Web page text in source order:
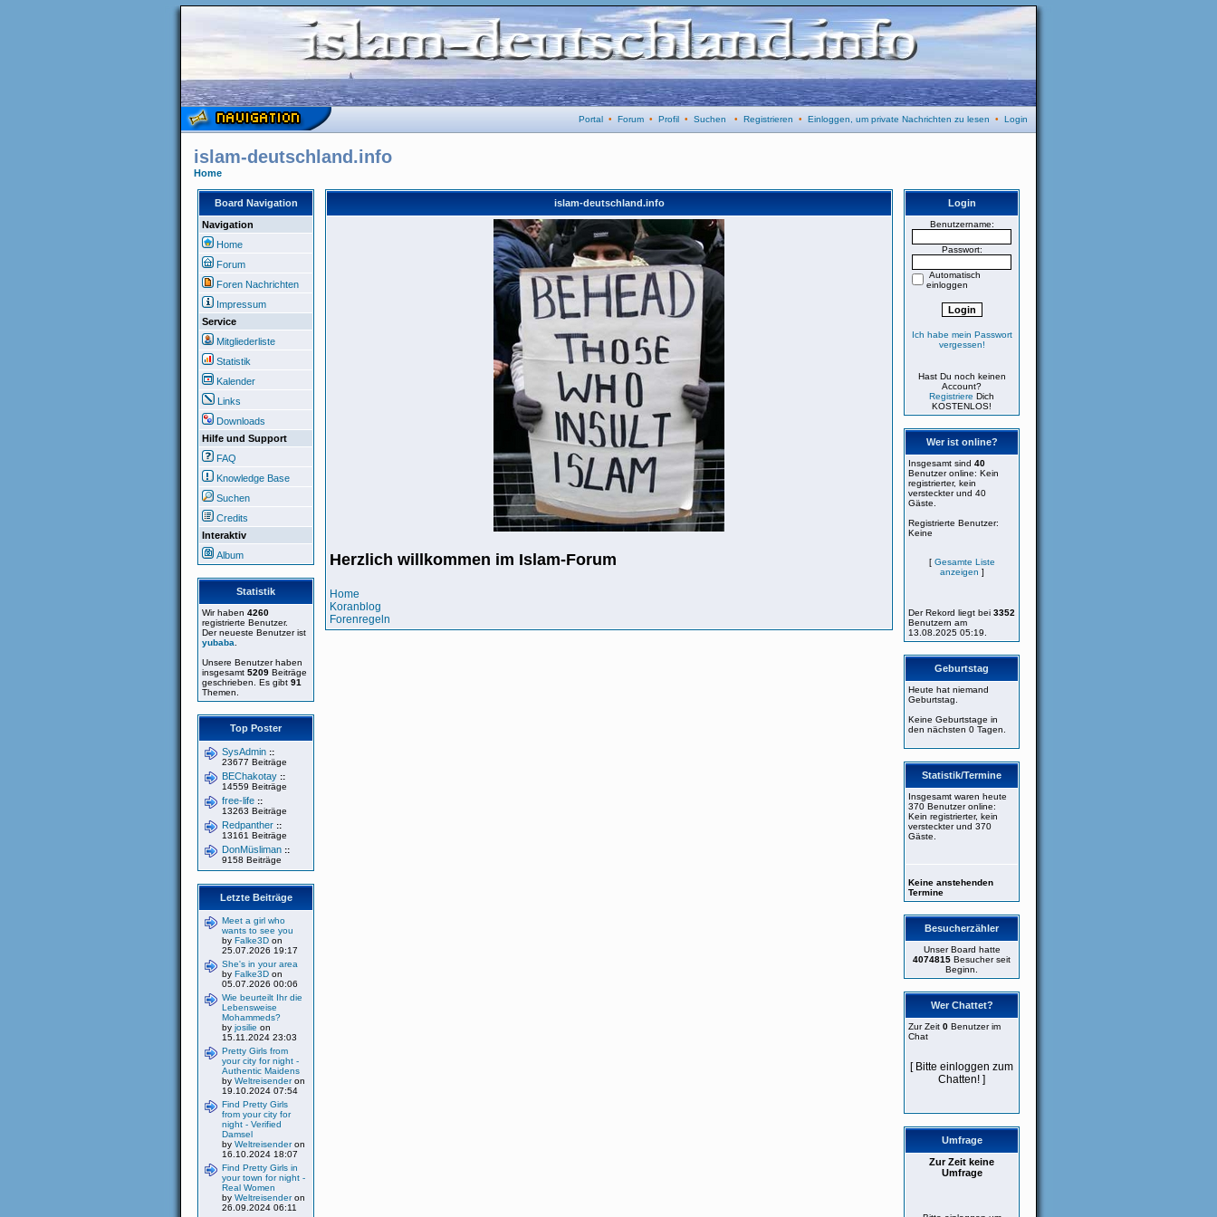
Portal • Forum • Profil • Suchen • Registrieren • Einloggen, um private Nachrichten zu lesen • Login
islam-deutschland.info
Home
Board Navigation
Navigation
Home
Forum
Foren Nachrichten
Impressum
Service
Mitgliederliste
Statistik
Kalender
Links
Downloads
Hilfe und Support
FAQ
Knowledge Base
Suchen
Credits
Interaktiv
Album
Statistik
Wir haben 4260
registrierte Benutzer.
Der neueste Benutzer ist
yubaba
Unsere Benutzer haben
insgesamt 5209 Beiträge
geschrieben. Es gibt 91
Themen.
Top Poster
SysAdmin ::
23677 Beiträge
BEChakotay ::
14559 Beiträge
free-life ::
13263 Beiträge
Redpanther ::
13161 Beiträge
DonMüsliman ::
9158 Beiträge
Letzte Beiträge
Meet a girl who
wants to see you
by Falke3D on
25.07.2026 19:17
She's in your area
by Falke3D on
05.07.2026 00:06
Wie beurteilt Ihr die
Lebensweise
Mohammeds?
by josilie on
15.11.2024 23:03
Pretty Girls from
your city for night -
Authentic Maidens
by Weltreisenderon
19.10.2024 07:54
Find Pretty Girls
from your city for
night - Verified
Damsel
by Weltreisenderon
16.10.2024 18:07
Find Pretty Girls in
your town for night -
Real Women
by Weltreisenderon
26.09.2024 06:11
islam-deutschland.info
Herzlich willkommen im Islam-Forum
Home
Koranblog
Forenregeln
Login
Benutzername:
Passwort:
Automatisch
einloggen
Ich habe mein Passwort
vergessen!
Hast Du noch keinen
Account?
Registriere Dich
KOSTENLOS!
Wer ist online?
Insgesamt sind 40
Benutzer online: Kein
registrierter, kein
versteckter und 40
Gäste.
Registrierte Benutzer:
Keine
[ Gesamte Liste
anzeigen ]
Der Rekord liegt bei 3352
Benutzern am
13.08.2025 05:19.
Geburtstag
Heute hat niemand
Geburtstag.
Keine Geburtstage in
den nächsten 0 Tagen.
Statistik/Termine
Insgesamt waren heute
370 Benutzer online:
Kein registrierter, kein
versteckter und 370
Gäste.
Keine anstehenden
Termine
Besucherzähler
Unser Board hatte
4074815 Besucher seit
Beginn.
Wer Chattet?
Zur Zeit 0 Benutzer im
Chat
[ Bitte einloggen zum
Chatten! ]
Umfrage
Zur Zeit keine
Umfrage